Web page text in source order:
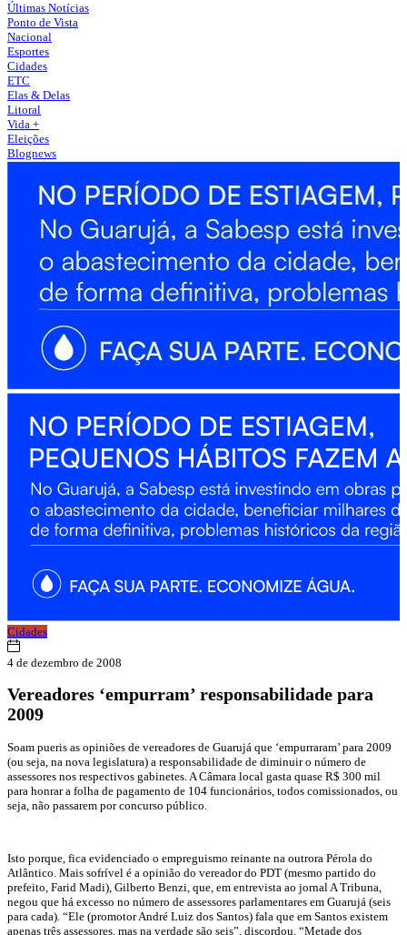
Últimas Notícias
Ponto de Vista
Nacional
Esportes
Cidades
ETC
Elas & Delas
Litoral
Vida +
Eleições
Blognews
Cidades
4 de dezembro de 2008
Vereadores ‘empurram’ responsabilidade para
2009
Soam pueris as opiniões de vereadores de Guarujá que ‘empurraram’ para 2009
(ou seja, na nova legislatura) a responsabilidade de diminuir o número de
assessores nos respectivos gabinetes. A Câmara local gasta quase R$ 300 mil
para honrar a folha de pagamento de 104 funcionários, todos comissionados, ou
seja, não passarem por concurso público.
Isto porque, fica evidenciado o empreguismo reinante na outrora Pérola do
Atlântico. Mais sofrível é a opinião do vereador do PDT (mesmo partido do
prefeito, Farid Madi), Gilberto Benzi, que, em entrevista ao jornal A Tribuna,
negou que há excesso no número de assessores parlamentares em Guarujá (seis
para cada). “Ele (promotor André Luiz dos Santos) fala que em Santos existem
apenas três assessores, mas na verdade são seis”, discordou. “Metade dos